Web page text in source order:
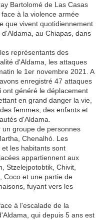
Bartolomé de Las Casas
à la violence armée
que vivent quotidiennement
au Chiapas, dans
représentants des
d'Aldama, les attaques
le 1er novembre 2021. A
enregistré 47 attaques
généré le déplacement
en grand danger la vie,
femmes, des enfants et
d'Aldama.
groupe de personnes
Chenalhó. Les
les habitants sont
appartiennent aux
Stzelejpotobtik, Chivit,
Coco et une partie de
fuyant vers les
à l'escalade de la
qui depuis 5 ans est